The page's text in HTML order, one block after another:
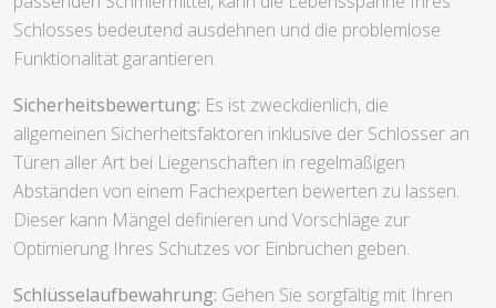
Schlosses bedeutend ausdehnen und die problemlose
Funktionalität garantieren.
Sicherheitsbewertung: Es ist zweckdienlich, die
allgemeinen Sicherheitsfaktoren inklusive der Schlösser an
Türen aller Art bei Liegenschaften in regelmäßigen
Abständen von einem Fachexperten bewerten zu lassen.
Dieser kann Mängel definieren und Vorschläge zur
Optimierung Ihres Schutzes vor Einbrüchen geben.
Schlüsselaufbewahrung: Gehen Sie sorgfältig mit Ihren